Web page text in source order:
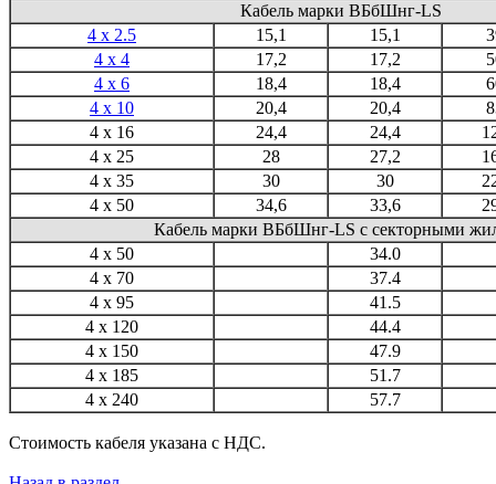
Кабель марки ВБбШнг-LS
4 x 2.5
15,1 15,1
4 x 4
17,2 17,2
4 x 6
18,4 18,4
4 x 10
20,4 20,4
4 x 16
24,4 24,4
4 x 25
28 27,2
4 x 35
30 30
4 x 50
34,6 33,6
Кабель марки ВБбШнг-LS с секторными
4 x 50
34.0
4 x 70
37.4
4 x 95
41.5
4 x 120
44.4
4 x 150
47.9
4 x 185
51.7
4 x 240
57.7
Стоимость кабеля указана с НДС.